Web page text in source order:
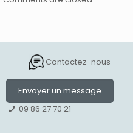
Contactez-nous
Envoyer un message
09 86 27 70 21